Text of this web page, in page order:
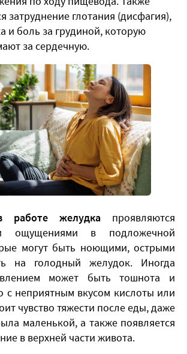
затруднение глотания (дисфагия),
и боль за грудиной, которую
за сердечную.
работе желудка проявляются
ощущениями в подложечной
могут быть ноющими, острыми
на голодный желудок. Иногда
может быть тошнота и
с неприятным вкусом кислоты или
чувство тяжести после еды, даже
маленькой, а также появляется
в верхней части живота.